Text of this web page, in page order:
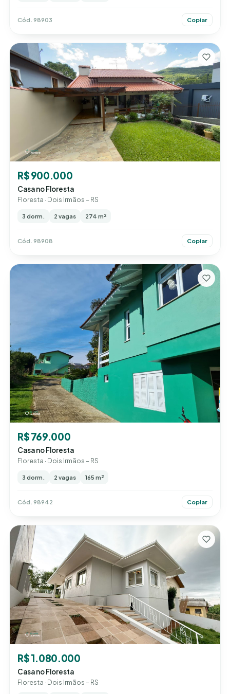
Cód. 98903 Copiar
R$ 900.000
Casa no Floresta
Floresta · Dois Irmãos – RS
3 dorm. 2 vagas 274 m²
Cód. 98908 Copiar
R$ 769.000
Casa no Floresta
Floresta · Dois Irmãos – RS
3 dorm. 2 vagas 165 m²
Cód. 98942 Copiar
R$ 1.080.000
Casa no Floresta
Floresta · Dois Irmãos – RS